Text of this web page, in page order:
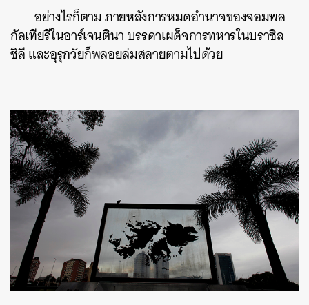
อย่างไรก็ตาม ภายหลังการหมดอำนาจของจอมพล
กัลเทียรีในอาร์เจนตินา บรรดาเผด็จการทหารในบราซิล
ชิลี และอุรุกวัยก็พลอยล่มสลายตามไปด้วย